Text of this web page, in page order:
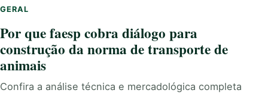
GERAL
Por que faesp cobra diálogo para
construção da norma de transporte de
animais
Confira a análise técnica e mercadológica completa